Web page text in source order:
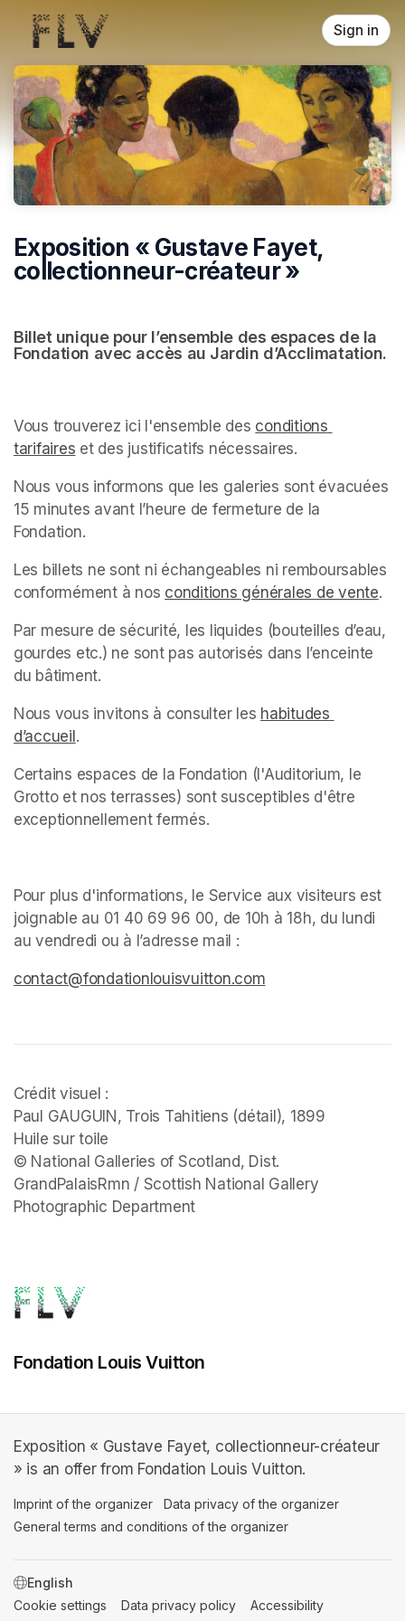
Skip header
Sign in
Exposition « Gustave Fayet,
collectionneur-créateur »
Billet unique pour l’ensemble des espaces de la
Fondation avec accès au Jardin d’Acclimatation.
Vous trouverez ici l'ensemble des conditions
tarifaires (opens in a new tab)
et des justificatifs nécessaires.
Nous vous informons que les galeries sont évacuées
15 minutes avant l’heure de fermeture de la
Fondation.
Les billets ne sont ni échangeables ni remboursables
conformément à nos conditions générales de vente.
Par mesure de sécurité, les liquides (bouteilles d’eau,
gourdes etc.) ne sont pas autorisés dans l’enceinte
du bâtiment.
Nous vous invitons à consulter les habitudes
d’accueil(opens in a new tab)
.
Certains espaces de la Fondation (l'Auditorium, le
Grotto et nos terrasses) sont susceptibles d'être
exceptionnellement fermés. ﻿
Pour plus d'informations, le Service aux visiteurs est
joignable au 01 40 69 96 00, de 10h à 18h, du lundi
au vendredi ou à l’adresse mail :
(opens in a new tab)
(opens in a new tab)
contact@fondationlouisvuitton.com
Crédit visuel :
Paul GAUGUIN, Trois Tahitiens (détail), 1899
Huile sur toile
© National Galleries of Scotland, Dist.
GrandPalaisRmn / Scottish National Gallery
Photographic Department
Fondation Louis Vuitton
Exposition « Gustave Fayet, collectionneur-créateur
» is an offer from Fondation Louis Vuitton.
Imprint of the organizer (opens in a new tab)
Data privacy of the organizer
General terms and conditions of the organizer
SWITCH LANGUAGE
Cookie settings (opens in a new tab)
Data privacy policy (opens in a new tab)
Accessibility